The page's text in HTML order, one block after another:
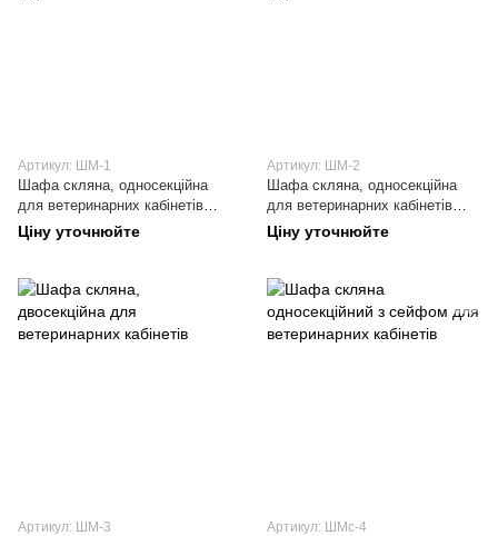
Артикул: ШМ-1
Шафа скляна, односекційна
для ветеринарних кабінетів
1600 мм
Ціну уточнюйте
Артикул: ШМ-2
Шафа скляна, односекційна
для ветеринарних кабінетів
1800 мм
Ціну уточнюйте
Артикул: ШМ-3 Артикул: ШМс-4